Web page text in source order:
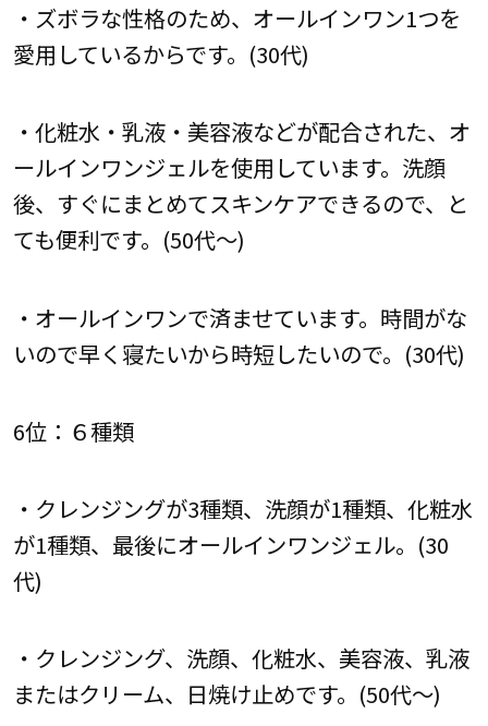
・ズボラな性格のため、オールインワン1つを
愛用しているからです。(30代)
・化粧水・乳液・美容液などが配合された、オ
ールインワンジェルを使用しています。洗顔
後、すぐにまとめてスキンケアできるので、と
ても便利です。(50代～)
・オールインワンで済ませています。時間がな
いので早く寝たいから時短したいので。(30代)
6位：６種類
・クレンジングが3種類、洗顔が1種類、化粧水
が1種類、最後にオールインワンジェル。(30
代)
・クレンジング、洗顔、化粧水、美容液、乳液
またはクリーム、日焼け止めです。(50代～)